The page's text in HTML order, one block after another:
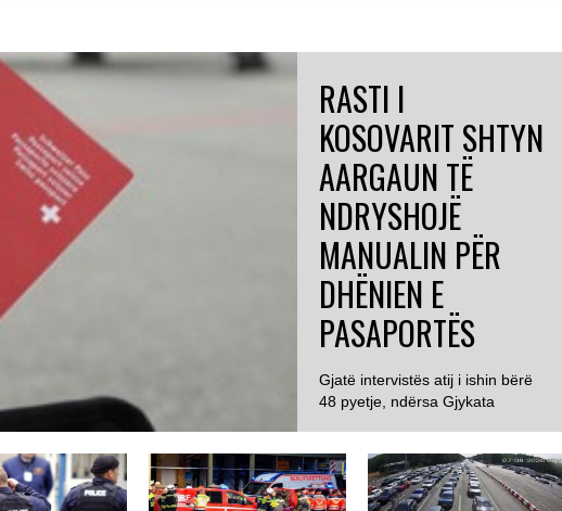
RASTI I
KOSOVARIT SHTYN
AARGAUN TË
NDRYSHOJË
MANUALIN PËR
DHËNIEN E
PASAPORTËS
Gjatë intervistës atij i ishin bërë
48 pyetje, ndërsa Gjykata